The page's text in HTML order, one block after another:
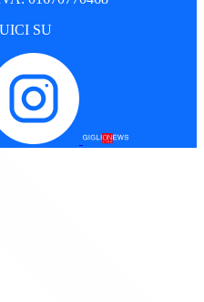
SU